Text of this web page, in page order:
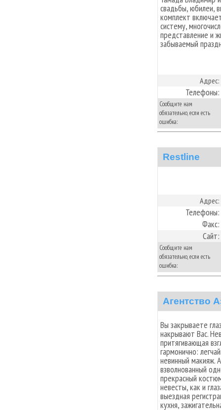
свадьбы, юбилеи,
комплект
систему,
представление и
забываемый
Адрес:
Телефоны:
Сообщите нам
обязательно, если есть
ошибка:
Restline
Адрес:
Телефоны:
Факс:
Сайт:
Сообщите нам
обязательно, если есть
ошибка:
Агентство
Вы закрываете
накрывают Вас.
притягивающая
гармонично:
невинный макияж.
взволнованный
прекрасный
невесты, как и
выездная
кухня,